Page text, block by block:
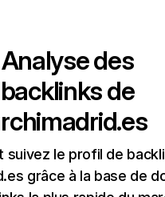
Analyse des
backlinks de
suivez le profil de
grâce à la base de